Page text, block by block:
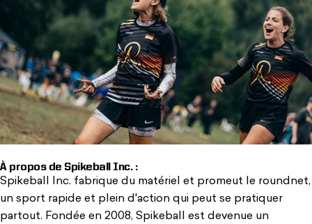
À propos de Spikeball Inc. :
Spikeball Inc. fabrique du matériel et promeut le roundnet,
un sport rapide et plein d'action qui peut se pratiquer
partout. Fondée en 2008, Spikeball est devenue un